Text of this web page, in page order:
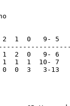
1  0   9- 5
2  0   9- 6
1  1  10- 7
0  3   3-13